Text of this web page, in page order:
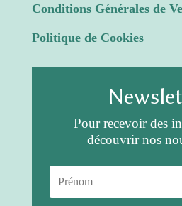
Conditions Générales de
Politique de Cookies
Pour recevoir des
découvrir nos